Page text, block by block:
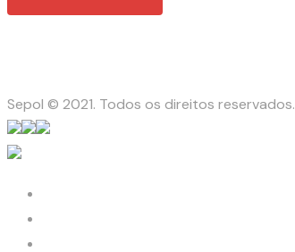
Sepol © 2021. Todos os direitos reservados.